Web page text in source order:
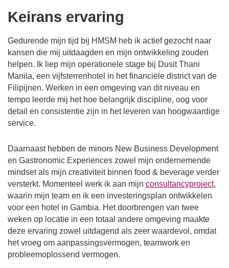
Keirans ervaring
Gedurende mijn tijd bij HMSM heb ik actief gezocht naar
kansen die mij uitdaagden en mijn ontwikkeling zouden
helpen. Ik liep mijn operationele stage bij Dusit Thani
Manila, een vijfsterrenhotel in het financiële district van de
Filipijnen. Werken in een omgeving van dit niveau en
tempo leerde mij het hoe belangrijk discipline, oog voor
detail en consistentie zijn in het leveren van hoogwaardige
service.
Daarnaast hebben de minors New Business Development
en Gastronomic Experiences zowel mijn ondernemende
mindset als mijn creativiteit binnen food & beverage verder
versterkt. Momenteel werk ik aan mijn consultancyproject,
waarin mijn team en ik een investeringsplan ontwikkelen
voor een hotel in Gambia. Het doorbrengen van twee
weken op locatie in een totaal andere omgeving maakte
deze ervaring zowel uitdagend als zeer waardevol, omdat
het vroeg om aanpassingsvermogen, teamwork en
probleemoplossend vermogen.